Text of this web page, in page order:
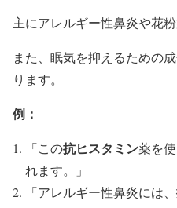
主にアレルギー性鼻炎や花
また、眠気を抑えるための
ります。
例：
「この抗ヒスタミン薬を
れます。」
「アレルギー性鼻炎には、